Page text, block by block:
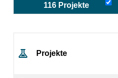
116 Projekte
Projekte